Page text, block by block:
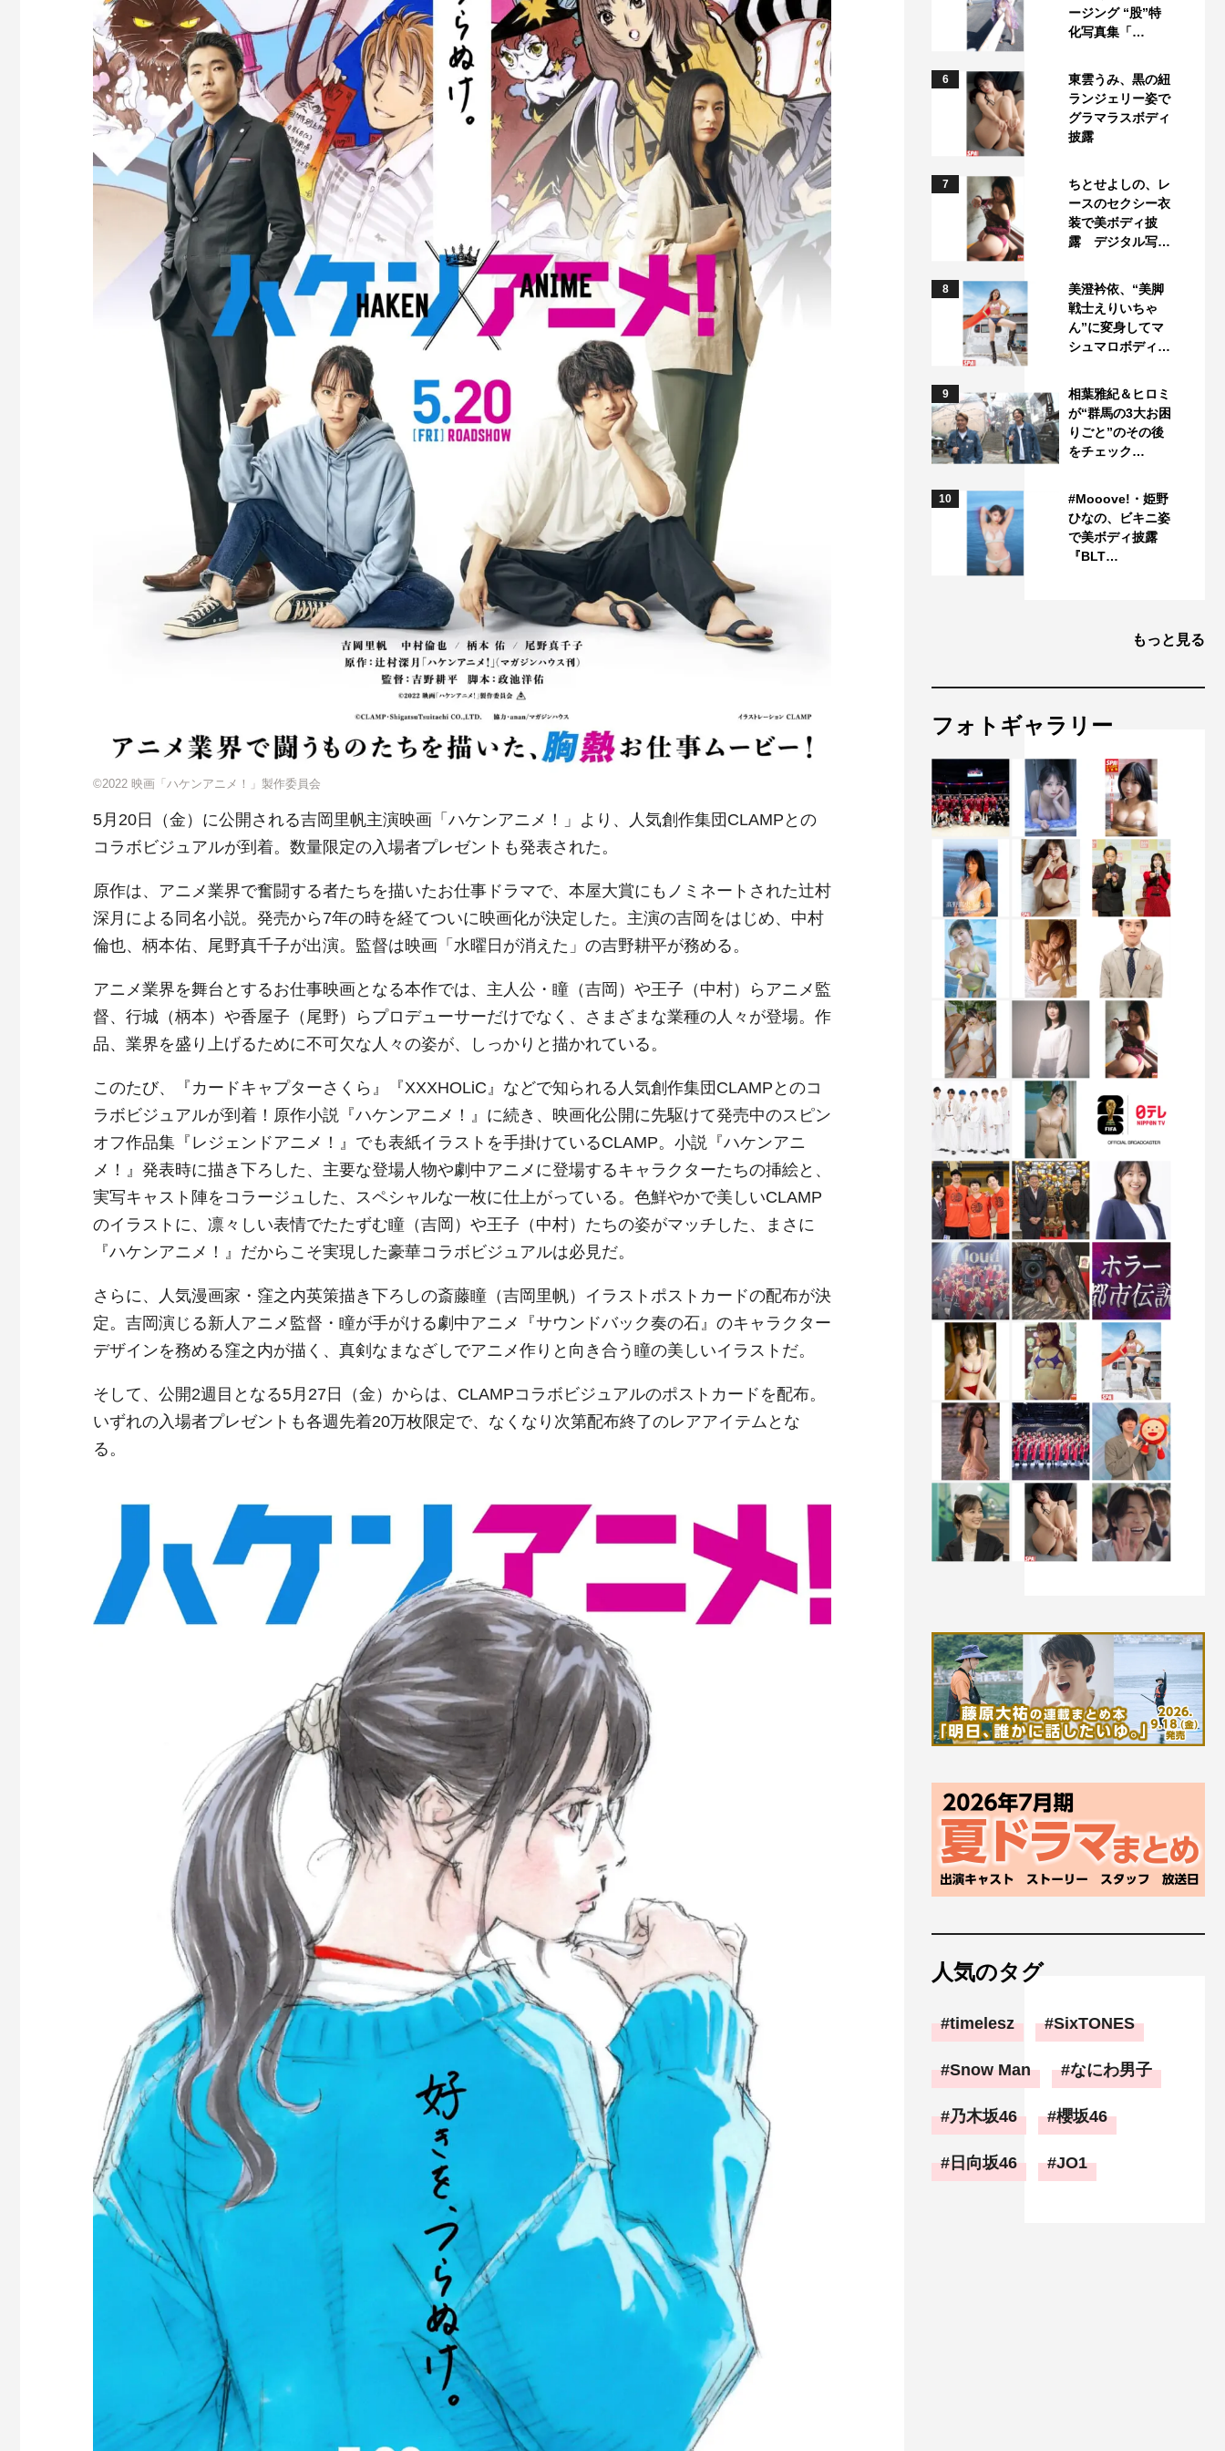
©️2022 映画「ハケンアニメ！」製作委員会
5月20日（金）に公開される吉岡里帆主演映画「ハケンアニメ！」より、人気創作集団CLAMPとの
コラボビジュアルが到着。数量限定の入場者プレゼントも発表された。
原作は、アニメ業界で奮闘する者たちを描いたお仕事ドラマで、本屋大賞にもノミネートされた辻村
深月による同名小説。発売から7年の時を経てついに映画化が決定した。主演の吉岡をはじめ、中村
倫也、柄本佑、尾野真千子が出演。監督は映画「水曜日が消えた」の吉野耕平が務める。
アニメ業界を舞台とするお仕事映画となる本作では、主人公・瞳（吉岡）や王子（中村）らアニメ監
督、行城（柄本）や香屋子（尾野）らプロデューサーだけでなく、さまざまな業種の人々が登場。作
品、業界を盛り上げるために不可欠な人々の姿が、しっかりと描かれている。
このたび、『カードキャプターさくら』『XXXHOLiC』などで知られる人気創作集団CLAMPとのコ
ラボビジュアルが到着！原作小説『ハケンアニメ！』に続き、映画化公開に先駆けて発売中のスピン
オフ作品集『レジェンドアニメ！』でも表紙イラストを手掛けているCLAMP。小説『ハケンアニ
メ！』発表時に描き下ろした、主要な登場人物や劇中アニメに登場するキャラクターたちの挿絵と、
実写キャスト陣をコラージュした、スペシャルな一枚に仕上がっている。色鮮やかで美しいCLAMP
のイラストに、凛々しい表情でたたずむ瞳（吉岡）や王子（中村）たちの姿がマッチした、まさに
『ハケンアニメ！』だからこそ実現した豪華コラボビジュアルは必見だ。
さらに、人気漫画家・窪之内英策描き下ろしの斎藤瞳（吉岡里帆）イラストポストカードの配布が決
定。吉岡演じる新人アニメ監督・瞳が手がける劇中アニメ『サウンドバック奏の石』のキャラクター
デザインを務める窪之内が描く、真剣なまなざしでアニメ作りと向き合う瞳の美しいイラストだ。
そして、公開2週目となる5月27日（金）からは、CLAMPコラボビジュアルのポストカードを配布。
いずれの入場者プレゼントも各週先着20万枚限定で、なくなり次第配布終了のレアアイテムとな
る。
ージング “股”特
化写真集「…
6
東雲うみ、黒の紐
ランジェリー姿で
グラマラスボディ
披露
7
ちとせよしの、レ
ースのセクシー衣
装で美ボディ披
露 デジタル写…
8
美澄衿依、“美脚
戦士えりいちゃ
ん”に変身してマ
シュマロボディ…
9
相葉雅紀＆ヒロミ
が“群馬の3大お困
りごと”のその後
をチェック…
10
#Mooove!・姫野
ひなの、ビキニ姿
で美ボディ披露
『BLT…
もっと見る
フォトギャラリー
人気のタグ
timelesz SixTONES
Snow Man なにわ男子
乃木坂46 櫻坂46
日向坂46 JO1